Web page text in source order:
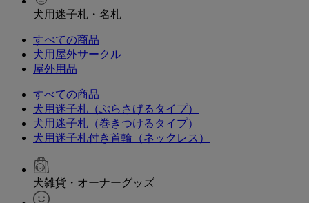
犬用迷子札・名札
すべての商品
犬用屋外サークル
屋外用品
すべての商品
犬用迷子札（ぶらさげるタイプ）
犬用迷子札（巻きつけるタイプ）
犬用迷子札付き首輪（ネックレス）
犬雑貨・オーナーグッズ